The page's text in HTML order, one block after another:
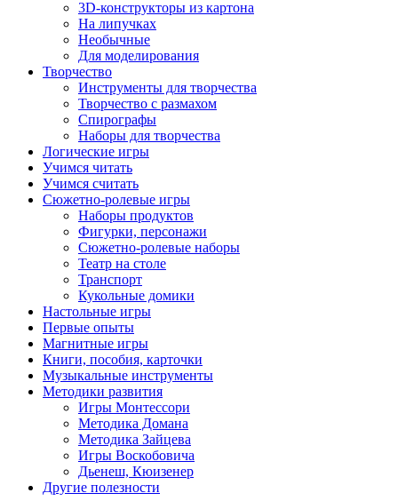
3D-конструкторы из картона
На липучках
Необычные
Для моделирования
Творчество
Инструменты для творчества
Творчество с размахом
Спирографы
Наборы для творчества
Логические игры
Учимся читать
Учимся считать
Сюжетно-ролевые игры
Наборы продуктов
Фигурки, персонажи
Сюжетно-ролевые наборы
Театр на столе
Транспорт
Кукольные домики
Настольные игры
Первые опыты
Магнитные игры
Книги, пособия, карточки
Музыкальные инструменты
Методики развития
Игры Монтессори
Методика Домана
Методика Зайцева
Игры Воскобовича
Дьенеш, Кюизенер
Другие полезности